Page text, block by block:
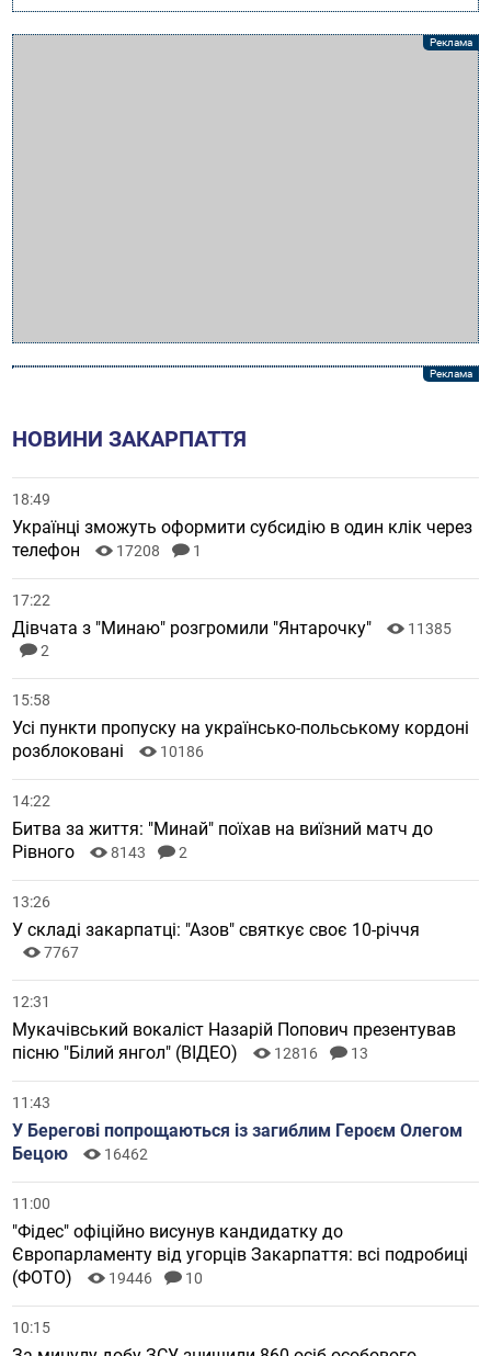
НОВИНИ ЗАКАРПАТТЯ
18:49
Українці зможуть оформити субсидію в один клік через
телефон
17208 1
17:22
Дівчата з "Минаю" розгромили "Янтарочку"
11385
2
15:58
Усі пункти пропуску на українсько-польському кордоні
розблоковані
10186
14:22
Битва за життя: "Минай" поїхав на виїзний матч до
Рівного
8143 2
13:26
У складі закарпатці: "Азов" святкує своє 10-річчя
7767
12:31
Мукачівський вокаліст Назарій Попович презентував
пісню "Білий янгол" (ВІДЕО)
12816 13
11:43
У Берегові попрощаються із загиблим Героєм Олегом
Бецою
16462
11:00
"Фідес" офіційно висунув кандидатку до
Європарламенту від угорців Закарпаття: всі подробиці
(ФОТО)
19446 10
10:15